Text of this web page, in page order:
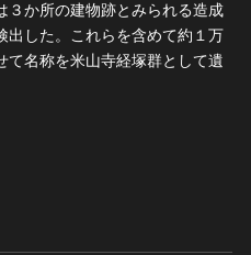
３か所の建物跡とみられる造成
出した。これらを含めて約１万
て名称を米山寺経塚群として遺